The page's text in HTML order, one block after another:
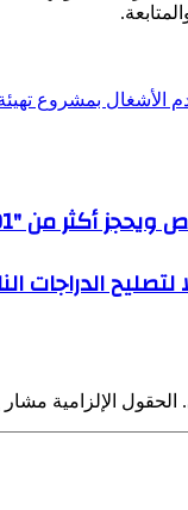
بمشروع تهيئة
الدراجات
الحقول الإلزامية مشار